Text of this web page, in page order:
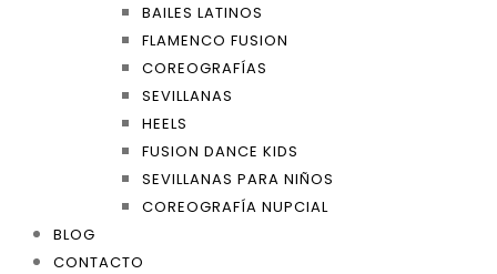
BAILES LATINOS
FLAMENCO FUSION
COREOGRAFÍAS
SEVILLANAS
HEELS
FUSION DANCE KIDS
SEVILLANAS PARA NIÑOS
COREOGRAFÍA NUPCIAL
BLOG
CONTACTO